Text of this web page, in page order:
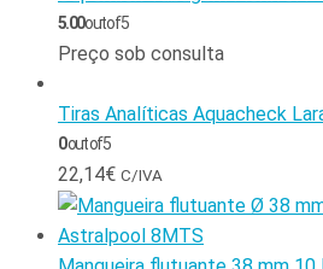
5.00out of 5
Preço sob consulta
Tiras Analíticas Aquacheck
0out of 5
22,14€ C/IVA